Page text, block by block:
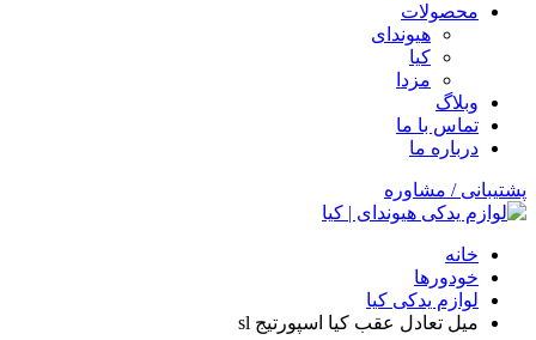
محصولات
هیوندای
کیا
مزدا
وبلاگ
تماس با ما
درباره ما
پشتیبانی / مشاوره
خانه
خودورها
لوازم یدکی کیا
میل تعادل عقب کیا اسپورتیج sl